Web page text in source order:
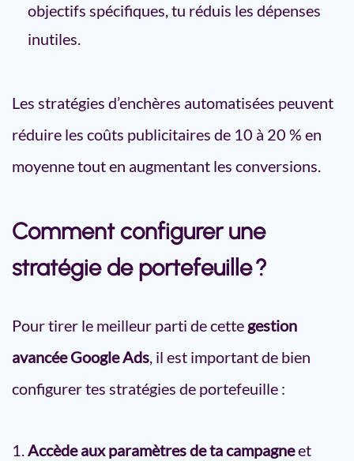
objectifs spécifiques, tu réduis les dépenses
inutiles.
Les stratégies d’enchères automatisées peuvent
réduire les coûts publicitaires de 10 à 20 % en
moyenne tout en augmentant les conversions.
Comment configurer une
stratégie de portefeuille ?
Pour tirer le meilleur parti de cettegestion
avancée Google Ads, il est important de bien
configurer tes stratégies de portefeuille :
Accède aux paramètres de ta campagneet